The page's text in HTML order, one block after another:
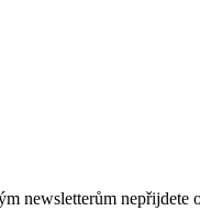
newsletterům nepřijdete